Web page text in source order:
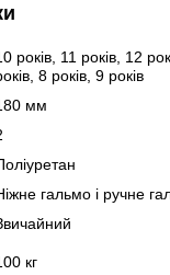
років, 11 років, 12
8 років, 9 років
мм
гальмо і ручне
кг